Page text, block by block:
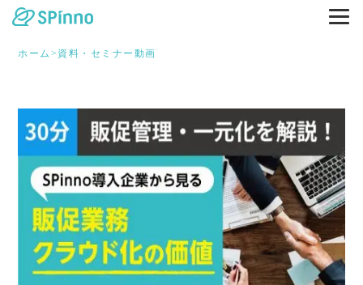
ホーム > 資料・セミナー動画